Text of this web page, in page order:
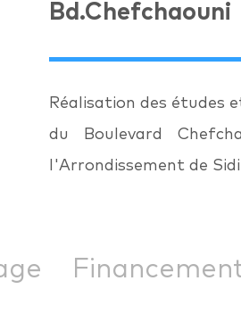
Bd.Chefchaouni
Réalisation des études
du Boulevard
l'Arrondissement de